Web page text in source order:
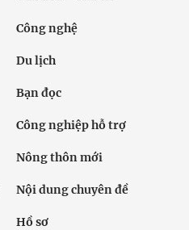
Công nghệ
Du lịch
Bạn đọc
Công nghiệp hỗ trợ
Nông thôn mới
Nội dung chuyên đề
Hồ sơ